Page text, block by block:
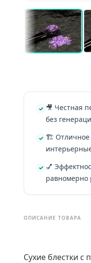
🎥 Честная
без
🏗️ Отличное
💅
равномерно
ОПИСАНИЕ ТОВАРА
Сухие блестки